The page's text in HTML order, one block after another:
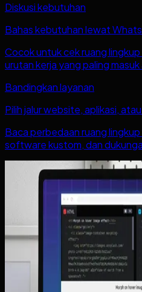
Diskusi kebutuhan
Bahas kebutuhan lewat
Cocok untuk cek ruang
urutan kerja yang paling masuk
Bandingkan layanan
Pilih jalur website, aplikasi,
Baca perbedaan ruang
software kustom, dan
Baca juga
Artikel lain yang
Lihat semua artikel
Website Perolehan
Struktur yang Membuat